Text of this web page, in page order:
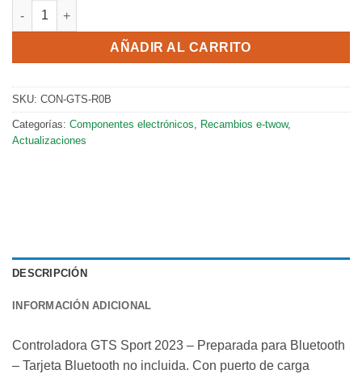
Controladora para GTS Sport 2023 con Bluetooth cantidad
AÑADIR AL CARRITO
SKU: CON-GTS-R0B
Categorías: Componentes electrónicos, Recambios e-twow,
Actualizaciones
DESCRIPCIÓN
INFORMACIÓN ADICIONAL
Controladora GTS Sport 2023 – Preparada para Bluetooth
– Tarjeta Bluetooth no incluida. Con puerto de carga